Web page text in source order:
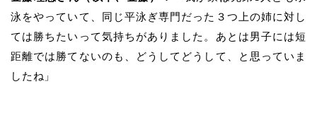
泳をやっていて、同じ平泳ぎ専門だった３つ上の姉に対し
ては勝ちたいって気持ちがありました。あとは男子には短
距離では勝てないのも、どうしてどうして、と思っていま
したね」